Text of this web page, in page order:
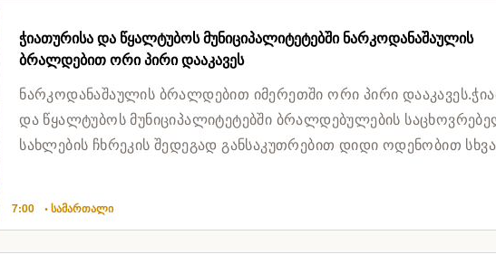
ჭიათურისა და წყალტუბოს მუნიციპალიტეტებში ნარკოდანაშაულის
ბრალდებით ორი პირი დააკავეს
ნარკოდანაშაულის ბრალდებით იმერეთში ორი პირი
და წყალტუბოს მუნიციპალიტეტებში ბრალდებულების
სახლების ჩხრეკის შედეგად განსაკუთრებით დიდი ოდენობით
7:00 • სამართალი